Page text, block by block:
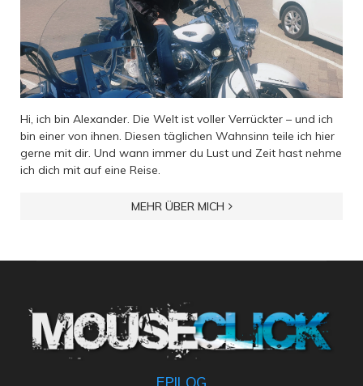
Hi, ich bin Alexander. Die Welt ist voller Verrückter – und ich
bin einer von ihnen. Diesen täglichen Wahnsinn teile ich hier
gerne mit dir. Und wann immer du Lust und Zeit hast nehme
ich dich mit auf eine Reise.
MEHR ÜBER MICH